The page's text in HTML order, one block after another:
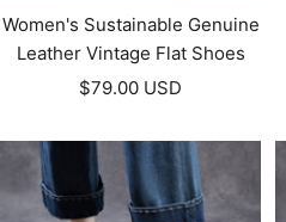
Women's Sustainable Genuine
Leather Vintage Flat Shoes
Prezzo
vendita
$79.00 USD